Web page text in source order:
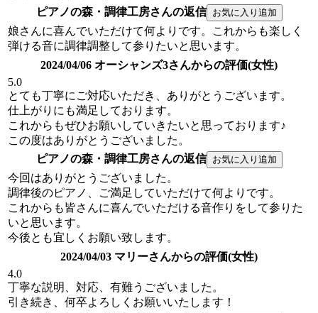
ピアノの森・調律工房さんの返信
娘さんに喜んでいただけて何よりです。これからも楽しく
弾ける音に調律調整して参りたいと思います。
2024/04/06 オーシャンズ3さんからの評価(女性)
5.0
とても丁寧にご対応いただき、ありがとうございます。
仕上がりにも満足しております。
これからもぜひお願いしていきたいと思っております♪
この度はありがとうございました。
ピアノの森・調律工房さんの返信
今回はありがとうございました。
調律後のピアノ、ご満足していただけて何よりです。
これからも皆さんに喜んでいただける音作りをして参りた
いと思います。
今後とも宜しくお願い致します。
2024/04/03 マリーさんからの評価(女性)
4.0
丁寧な説明、対応、有難うございました。
引き続き、何卒よろしくお願いいたします！